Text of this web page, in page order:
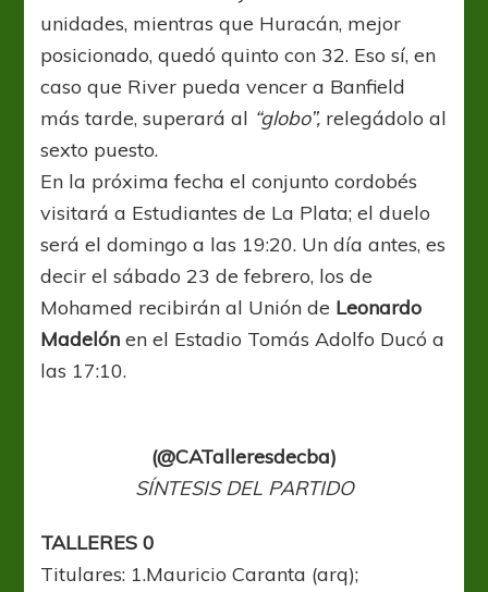
unidades, mientras que Huracán, mejor
posicionado, quedó quinto con 32. Eso sí, en
caso que River pueda vencer a Banfield
más tarde, superará al “globo”, relegádolo al
sexto puesto.
En la próxima fecha el conjunto cordobés
visitará a Estudiantes de La Plata; el duelo
será el domingo a las 19:20. Un día antes, es
decir el sábado 23 de febrero, los de
Mohamed recibirán al Unión de Leonardo
Madelón en el Estadio Tomás Adolfo Ducó a
las 17:10.
(@CATalleresdecba)
SÍNTESIS DEL PARTIDO
TALLERES 0
Titulares: 1.Mauricio Caranta (arq);